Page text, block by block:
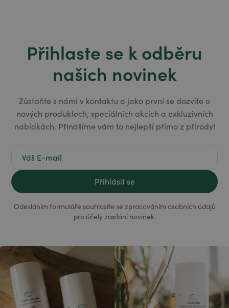
Přihlaste se k odběru
našich novinek
Zůstaňte s námi v kontaktu a jako první se dozvíte o
nových produktech, speciálních akcích a exkluzivních
nabídkách. Přinášíme vám to nejlepší přímo z přírody!
Odesláním formuláře souhlasíte se zpracováním osobních údajů
pro účely zasílání novinek.